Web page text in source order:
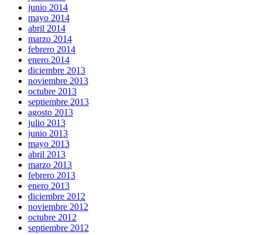
junio 2014
mayo 2014
abril 2014
marzo 2014
febrero 2014
enero 2014
diciembre 2013
noviembre 2013
octubre 2013
septiembre 2013
agosto 2013
julio 2013
junio 2013
mayo 2013
abril 2013
marzo 2013
febrero 2013
enero 2013
diciembre 2012
noviembre 2012
octubre 2012
septiembre 2012